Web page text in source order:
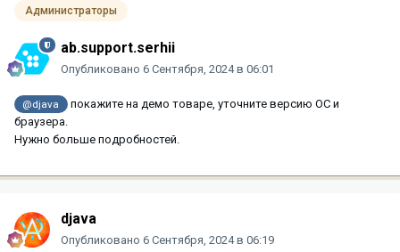
Администраторы
ab.support.serhii
Опубликовано 6 Сентября, 2024 в 06:01
@djava
покажите на демо товаре, уточните версию ОС и
браузера.
Нужно больше подробностей.
djava
Опубликовано 6 Сентября, 2024 в 06:19